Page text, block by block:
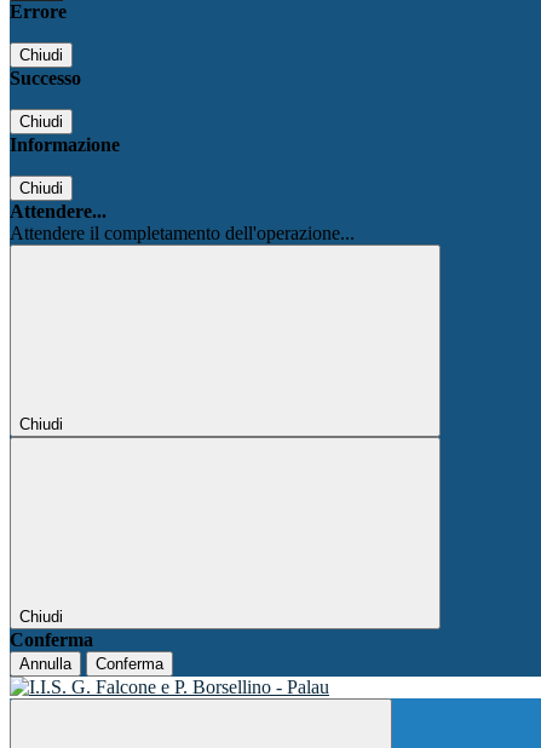
Errore
Chiudi
Successo
Chiudi
Informazione
Chiudi
Attendere...
Attendere il completamento dell'operazione...
Chiudi
Chiudi
Conferma
Annulla Conferma